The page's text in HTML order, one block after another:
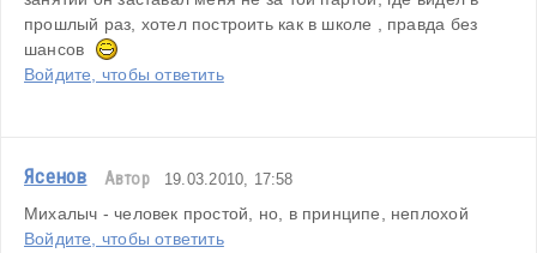
прошлый раз, хотел построить как в школе , правда без
шансов
Войдите, чтобы ответить
Ясенов Автор 19.03.2010, 17:58
Михалыч - человек простой, но, в принципе, неплохой
Войдите, чтобы ответить